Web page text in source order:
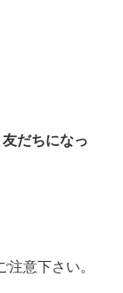
だちになっ
注意下さい。